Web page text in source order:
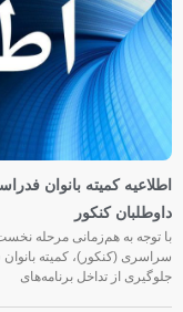
اطلاعیه کمیته بانوان
داوطلبان کنکور
با توجه به هم‌زمانی مرحله
سراسری (کنکور)، کمیته بانوان
جلوگیری از تداخل برنامه‌های